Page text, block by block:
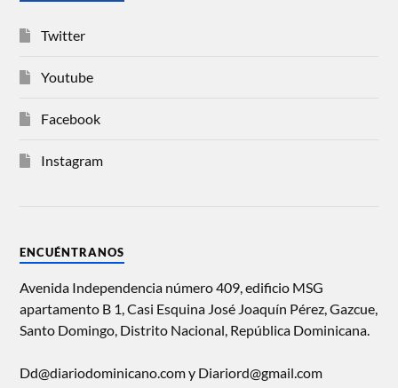
Twitter
Youtube
Facebook
Instagram
ENCUÉNTRANOS
Avenida Independencia número 409, edificio MSG
apartamento B 1, Casi Esquina José Joaquín Pérez, Gazcue,
Santo Domingo, Distrito Nacional, República Dominicana.
Dd@diariodominicano.com y Diariord@gmail.com